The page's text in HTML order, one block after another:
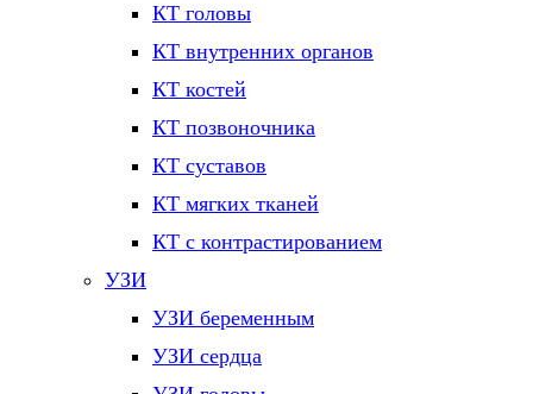
КТ головы
КТ внутренних органов
КТ костей
КТ позвоночника
КТ суставов
КТ мягких тканей
КТ с контрастированием
УЗИ
УЗИ беременным
УЗИ сердца